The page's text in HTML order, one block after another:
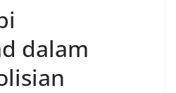
dalam